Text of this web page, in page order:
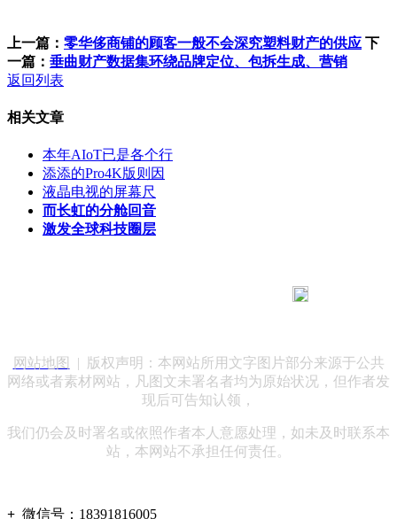
上一篇： 零华侈商铺的顾客一般不会深究塑料财产的供应 下
一篇： 垂曲财产数据集环绕品牌定位、包拆生成、营销
返回列表
相关文章
本年AIoT已是各个行
添添的Pro4K版则因
液晶电视的屏幕尺
而长虹的分舱回音
激发全球科技圈层
网站地图
| 版权声明：本网站所用文字图片部分来源于公共
网络或者素材网站，凡图文未署名者均为原始状况，但作者发
现后可告知认领，
我们仍会及时署名或依照作者本人意愿处理，如未及时联系本
站，本网站不承担任何责任。
+ 微信号： 18391816005